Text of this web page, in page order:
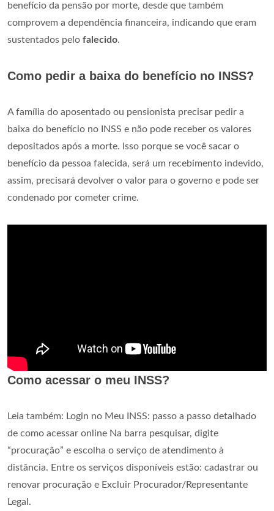
benefício da pensão por morte, desde que também
comprovem a dependência financeira, indicando que eram
sustentados pelo falecido.
Como pedir a baixa do benefício no INSS?
A família do aposentado ou pensionista precisar pedir a
baixa do benefício no INSS e não pode receber os valores
depositados após a morte. Isso porque se você sacar o
benefício da pessoa falecida, será um recebimento indevido,
assim, precisará devolver o valor para o governo e pode ser
condenado por cometer crime.
Como acessar o meu INSS?
Leia também: Login no Meu INSS: passo a passo detalhado
de como acessar online Na barra pesquisar, digite
“procuração” e escolha o serviço de atendimento à
distância. Entre os serviços disponíveis estão: cadastrar ou
renovar procuração e Excluir Procurador/Representante
Legal.